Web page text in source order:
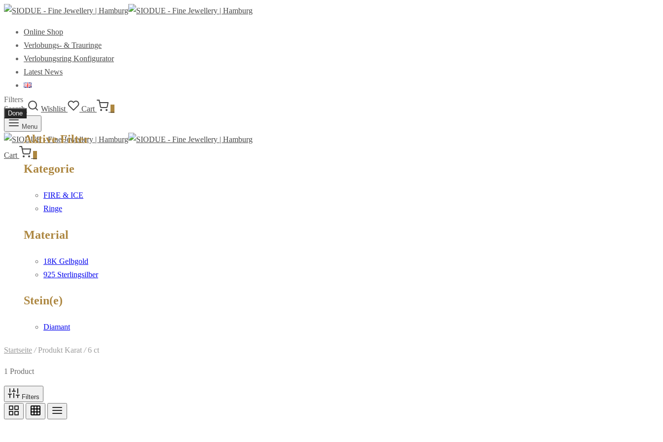
Online Shop
Verlobungs- & Trauringe
Verlobungsring Konfigurator
Latest News
Search Wishlist Cart
Menu
Cart
Filters
Done
Aktive Filter
Kategorie
FIRE & ICE
Ringe
Material
18K Gelbgold
925 Sterlingsilber
Stein(e)
Diamant
Startseite /Produkt Karat /6 ct
1 Product
Filters